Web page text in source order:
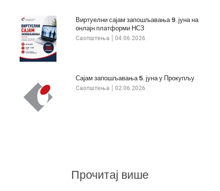
Саопштења 04.06.2026.
Виртуелни сајам запошљавања 9. јуна на
онлајн платформи НСЗ
Саопштења 02.06.2026.
Сајам запошљавања 5. јуна у Прокупљу
Прочитај више